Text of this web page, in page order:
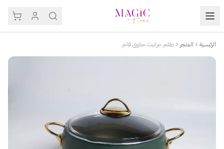
الرئيسية المتجر طقم جرانيت حناوي فاخر